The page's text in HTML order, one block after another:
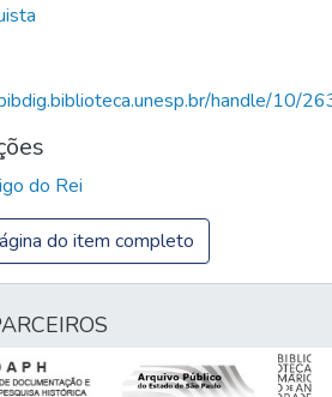
handle/10/
do Rei
do item completo